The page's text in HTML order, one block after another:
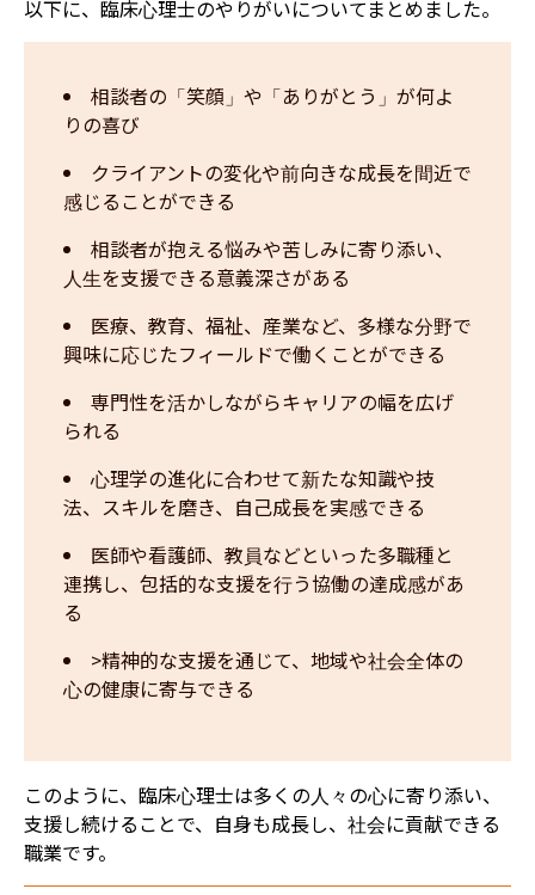
以下に、臨床心理士のやりがいについてまとめました。
相談者の「笑顔」や「ありがとう」が何よ
りの喜び
クライアントの変化や前向きな成長を間近で
感じることができる
相談者が抱える悩みや苦しみに寄り添い、
人生を支援できる意義深さがある
医療、教育、福祉、産業など、多様な分野で
興味に応じたフィールドで働くことができる
専門性を活かしながらキャリアの幅を広げ
られる
心理学の進化に合わせて新たな知識や技
法、スキルを磨き、自己成長を実感できる
医師や看護師、教員などといった多職種と
連携し、包括的な支援を行う協働の達成感があ
る
>精神的な支援を通じて、地域や社会全体の
心の健康に寄与できる
このように、臨床心理士は多くの人々の心に寄り添い、
支援し続けることで、自身も成長し、社会に貢献できる
職業です。